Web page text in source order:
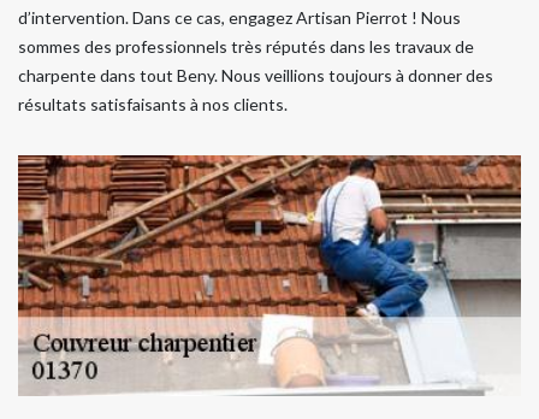
d’intervention. Dans ce cas, engagez Artisan Pierrot ! Nous
sommes des professionnels très réputés dans les travaux de
charpente dans tout Beny. Nous veillions toujours à donner des
résultats satisfaisants à nos clients.